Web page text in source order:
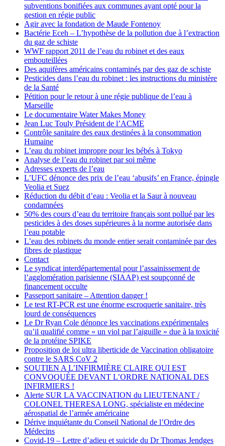
subventions bonifiées aux communes ayant opté pour la
gestion en régie public
Agir avec la fondation de Maude Fontenoy
Bactérie Eceh – L’hypothèse de la pollution due à l’extraction
du gaz de schiste
WWF rapport 2011 de l’eau du robinet et des eaux
embouteillées
Des aquifères américains contaminés par des gaz de schiste
Pesticides dans l’eau du robinet : les instructions du ministère
de la Santé
Pétition pour le retour à une régie publique de l’eau à
Marseille
Le documentaire Water Makes Money
Jean Luc Touly Président de l’ACME
Contrôle sanitaire des eaux destinées à la consommation
Humaine
L’eau du robinet impropre pour les bébés à Tokyo
Analyse de l’eau du robinet par soi même
Adresses experts de l’eau
L’UFC dénonce des prix de l’eau ‘abusifs’ en France, épingle
Veolia et Suez
Réduction du débit d’eau : Veolia et la Saur à nouveau
condamnées
50% des cours d’eau du territoire français sont pollué par les
pesticides à des doses supérieures à la norme autorisée dans
l’eau potable
L’eau des robinets du monde entier serait contaminée par des
fibres de plastique
Contact
Le syndicat interdépartemental pour l’assainissement de
l’agglomération parisienne (SIAAP) est soupçonné de
financement occulte
Passeport sanitaire – Attention danger !
Le test RT-PCR est une énorme escroquerie sanitaire, très
lourd de conséquences
Le Dr Ryan Cole dénonce les vaccinations expérimentales
qu’il qualifié comme « un viol par l’aiguille » due à la toxicité
de la protéine SPIKE
Proposition de loi ultra liberticide de Vaccination obligatoire
contre le SARS CoV 2
SOUTIEN A L’INFIRMIÈRE CLAIRE QUI EST
CONVOQUÉE DEVANT L’ORDRE NATIONAL DES
INFIRMIERS !
Alerte SUR LA VACCINATION du LIEUTENANT /
COLONEL THERESA LONG, spécialiste en médecine
aérospatial de l’armée américaine
Dérive inquiétante du Conseil National de l’Ordre des
Médecins
Covid-19 – Lettre d’adieu et suicide du Dr Thomas Jendges